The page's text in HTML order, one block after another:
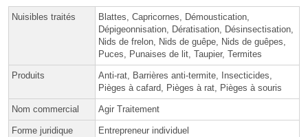
Nuisibles traités
Blattes, Capricornes, Démoustication,
Dépigeonnisation, Dératisation, Désinsectisation,
Nids de frelon, Nids de guêpe, Nids de guêpes,
Puces, Punaises de lit, Taupier, Termites
Produits
Anti-rat, Barrières anti-termite, Insecticides,
Pièges à cafard, Pièges à rat, Pièges à souris
Nom commercial Agir Traitement
Forme juridique Entrepreneur individuel